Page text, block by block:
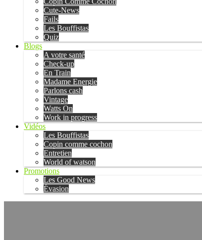
Cute-News
Fails
Les Bouffistas
Quiz
Blogs
A votre santé
Check-up
En Train
Madame Energie
Parlons cash
Vintage
Watts On
Work in progress
Vidéos
Les Bouffistas
Copin comme cochon
Entretien
World of watson
Promotions
Les Good News
Évasion